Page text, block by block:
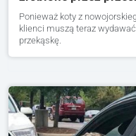
Ponieważ koty z
klienci muszą teraz
przekąskę.